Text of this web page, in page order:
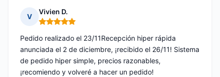
V
Vivien D.
Nota: 5 de 5
Pedido realizado el 23/11Recepción hiper rápida
anunciada el 2 de diciembre, ¡recibido el 26/11! Sistema
de pedido hiper simple, precios razonables,
¡recomiendo y volveré a hacer un pedido!